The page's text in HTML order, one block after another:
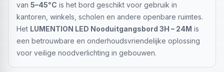
van 5–45°C is het bord geschikt voor gebruik in
kantoren, winkels, scholen en andere openbare ruimtes.
Het LUMENTION LED Nooduitgangsbord 3H – 24M is
een betrouwbare en onderhoudsvriendelijke oplossing
voor veilige noodverlichting in gebouwen.